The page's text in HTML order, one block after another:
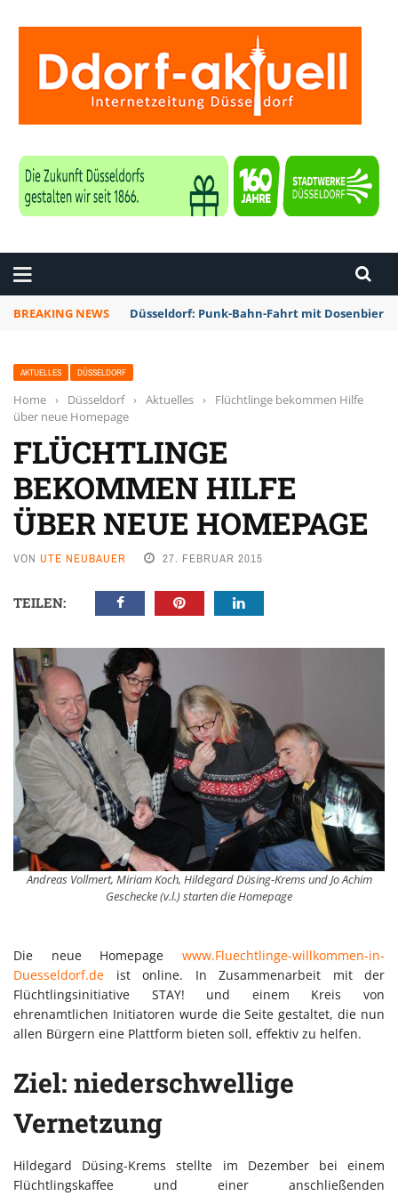
BREAKING NEWS Düsseldorf: Punk-Bahn-Fahrt mit Dosenbier
AKTUELLES DÜSSELDORF
Home › Düsseldorf › Aktuelles ›
Flüchtlinge bekommen Hilfe
über neue Homepage
FLÜCHTLINGE
BEKOMMEN HILFE
ÜBER NEUE HOMEPAGE
VON UTE NEUBAUER 27. FEBRUAR 2015
TEILEN:
Andreas Vollmert, Miriam Koch, Hildegard Düsing-Krems und Jo Achim
Geschecke (v.l.) starten die Homepage
Die neue Homepage www.Fluechtlinge-willkommen-in-
Duesseldorf.de ist online. In Zusammenarbeit mit der
Flüchtlingsinitiative STAY! und einem Kreis von
ehrenamtlichen Initiatoren wurde die Seite gestaltet, die nun
allen Bürgern eine Plattform bieten soll, effektiv zu helfen.
Ziel: niederschwellige
Vernetzung
Hildegard Düsing-Krems stellte im Dezember bei einem
Flüchtlingskaffee und einer anschließenden